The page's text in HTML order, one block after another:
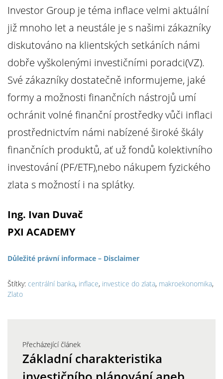
Investor Group je téma inflace velmi aktuální
již mnoho let a neustále je s našimi zákazníky
diskutováno na klientských setkáních námi
dobře vyškolenými investičními poradci(VZ).
Své zákazníky dostatečně informujeme, jaké
formy a možnosti finančních nástrojů umí
ochránit volné finanční prostředky vůči inflaci
prostřednictvím námi nabízené široké škály
finančních produktů, ať už fondů kolektivního
investování (PF/ETF),nebo nákupem fyzického
zlata s možností i na splátky.
Ing. Ivan Duvač
PXI ACADEMY
Důležité právní informace – Disclaimer
Štítky: centrální banka, inflace, investice do zlata, makroekonomika,
Zlato
Přecházející článek
Základní charakteristika